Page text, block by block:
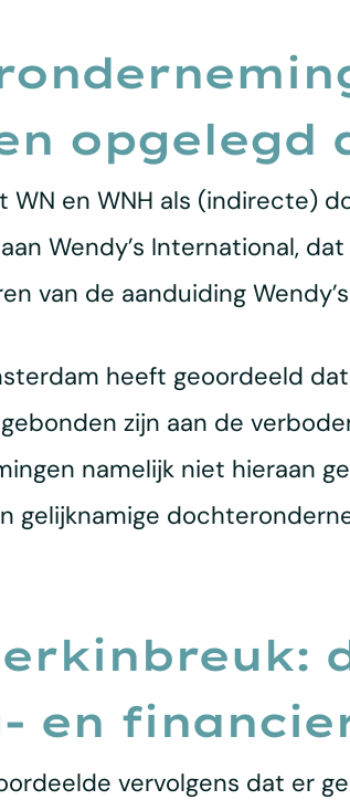
opgelegd
WN en WNH als (indirecte)
Wendy’s International,
van de aanduiding
heeft geoordeeld
zijn aan de
namelijk niet hieraan
gelijknamige
en
vervolgens dat er